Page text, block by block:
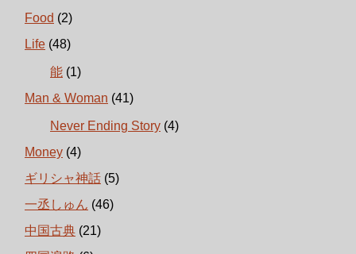
Food (2)
Life (48)
能 (1)
Man & Woman (41)
Never Ending Story (4)
Money (4)
ギリシャ神話 (5)
一丞しゅん (46)
中国古典 (21)